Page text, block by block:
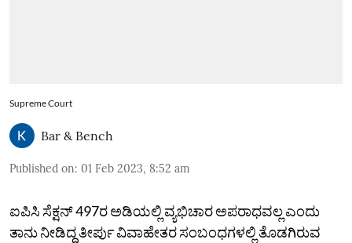
Supreme Court
Bar & Bench
Published on: 01 Feb 2023, 8:52 am
ಐಪಿಸಿ ಸೆಕ್ಷನ್ 497ರ ಅಡಿಯಲ್ಲಿ ವ್ಯಭಿಚಾರ ಅಪರಾಧವಲ್ಲ ಎಂದು
ತಾನು ನೀಡಿದ್ದ ತೀರ್ಪು ವಿವಾಹೇತರ ಸಂಬಂಧಗಳಲ್ಲಿ ತೊಡಗಿರುವ